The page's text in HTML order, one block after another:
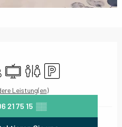
FernsehenToilettenParkplatz
Leistung(en)
21 75 15 ▒▒